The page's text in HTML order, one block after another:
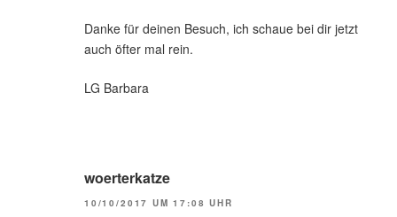
Danke für deinen Besuch, ich schaue bei dir jetzt
auch öfter mal rein.
LG Barbara
woerterkatze
10/10/2017 UM 17:08 UHR